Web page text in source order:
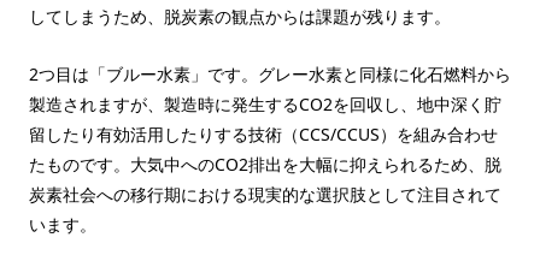
してしまうため、脱炭素の観点からは課題が残ります。
2つ目は「ブルー水素」です。グレー水素と同様に化石燃料から
製造されますが、製造時に発生するCO2を回収し、地中深く貯
留したり有効活用したりする技術（CCS/CCUS）を組み合わせ
たものです。大気中へのCO2排出を大幅に抑えられるため、脱
炭素社会への移行期における現実的な選択肢として注目されて
います。